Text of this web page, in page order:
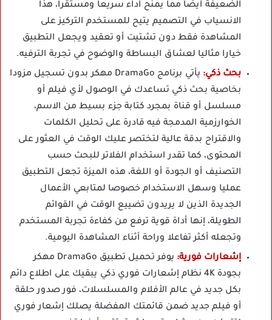
الضعيفة أيضا مما يمنح أداء سريعا ومستقرا، هذا
الانسياب في التصميم يتيح للمستخدم التركيز على
المشاهدة فقط دون تشتيت أو تعقيد ويجعل التطبيق
خيارا مثاليا لعشاق البساطة والوضوح في تجربة الترفيه.
بحث ذكي:
يأتي برنامج DramaGo مهكر بدون تسجيل مزودا
بخاصية بحث ذكي تساعدك في الوصول لأي فيلم أو
مسلسل أو قناة بمجرد كتابة جزء بسيط من الاسم،
الخوارزمية المدمجة فيه قادرة على تحليل الكلمات
والاقتراح بدقة عالية لتختصر عليك الوقت في العثور على
المحتوى، كما تقدر استخدام الفلاتر للبحث حسب
التصنيف أو الجودة أو اللغة، هذه الميزة تجعل التطبيق
عمليا وسهل الاستخدام خصوصا لمتابعي الأعمال
الجديدة الذين لا يريدون تضييع الوقت في القوائم
الطويلة، إنها أداة قوية ترفع من كفاءة تجربة المستخدم
وتجعله أكثر تفاعلا وراحة أثناء المشاهدة اليومية.
إشعارات فورية:
يوفر تحميل تطبيق DramaGo مهكر
بجودة 4K نظام إشعارات فوري ذكي يبقيك على اطلاع دائم
بكل جديد في عالم الأفلام والمسلسلات، فور صدور حلقة
أو فيلم جديد ضمن قائمتك المفضلة يصلك إشعار فوري